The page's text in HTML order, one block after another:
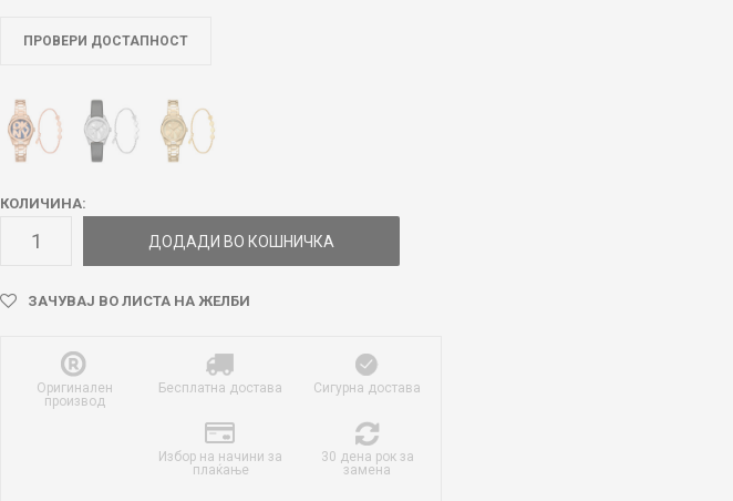
ПРОВЕРИ ДОСТАПНОСТ
КОЛИЧИНА:
ДОДАДИ ВО КОШНИЧКА
ЗАЧУВАЈ ВО ЛИСТА НА ЖЕЛБИ
Оригинален
производ
Бесплатна достава Сигурна достава
Избор на начини за
плаќање
30 дена рок за
замена